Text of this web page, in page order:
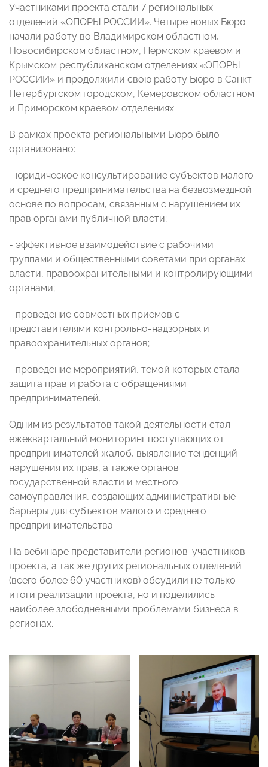
Участниками проекта стали 7 региональных
отделений «ОПОРЫ РОССИИ». Четыре новых Бюро
начали работу во Владимирском областном,
Новосибирском областном, Пермском краевом и
Крымском республиканском отделениях «ОПОРЫ
РОССИИ» и продолжили свою работу Бюро в Санкт-
Петербургском городском, Кемеровском областном
и Приморском краевом отделениях.
В рамках проекта региональными Бюро было
организовано:
- юридическое консультирование субъектов малого
и среднего предпринимательства на безвозмездной
основе по вопросам, связанным с нарушением их
прав органами публичной власти;
- эффективное взаимодействие с рабочими
группами и общественными советами при органах
власти, правоохранительными и контролирующими
органами;
- проведение совместных приемов с
представителями контрольно-надзорных и
правоохранительных органов;
- проведение мероприятий, темой которых стала
защита прав и работа с обращениями
предпринимателей.
Одним из результатов такой деятельности стал
ежеквартальный мониторинг поступающих от
предпринимателей жалоб, выявление тенденций
нарушения их прав, а также органов
государственной власти и местного
самоуправления, создающих административные
барьеры для субъектов малого и среднего
предпринимательства.
На вебинаре представители регионов-участников
проекта, а так же других региональных отделений
(всего более 60 участников) обсудили не только
итоги реализации проекта, но и поделились
наиболее злободневными проблемами бизнеса в
регионах.